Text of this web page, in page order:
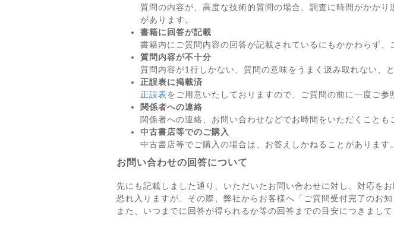
質問の内容が、高度な技術的質問の場合、調査に時間がかか
があります。
書籍に回答が記載
書籍内にご質問内容の回答が記載されているにもかかわらず
質問内容が不十分
質問内容が1行しかない、質問の意味をうまく汲み取れない、
正誤表に掲載済
正誤表をご用意いたしておりますので、ご質問の前に一度ご参
関係者への連絡
関係者への連絡、お問い合わせなどでお時間をいただくことも
中古書店等でのご購入
中古書店等でご購入の場合は、お答えしかねることがあります。
お問い合わせの回答について
先にも記載しました通り、いただいたお問い合わせに対し、対応を
恐れ入りますが、その際、弊社からお客様へ「ご質問受付完了のお
また、いつまでに回答が得られるか等の回答までの目安につきまして